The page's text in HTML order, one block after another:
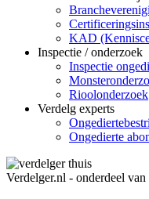
KAD
Inspectie / onderzoek
Inspectie
Rioolonderzoek
Verdelg experts
Ongedierte
Verdelger.nl - onderdeel